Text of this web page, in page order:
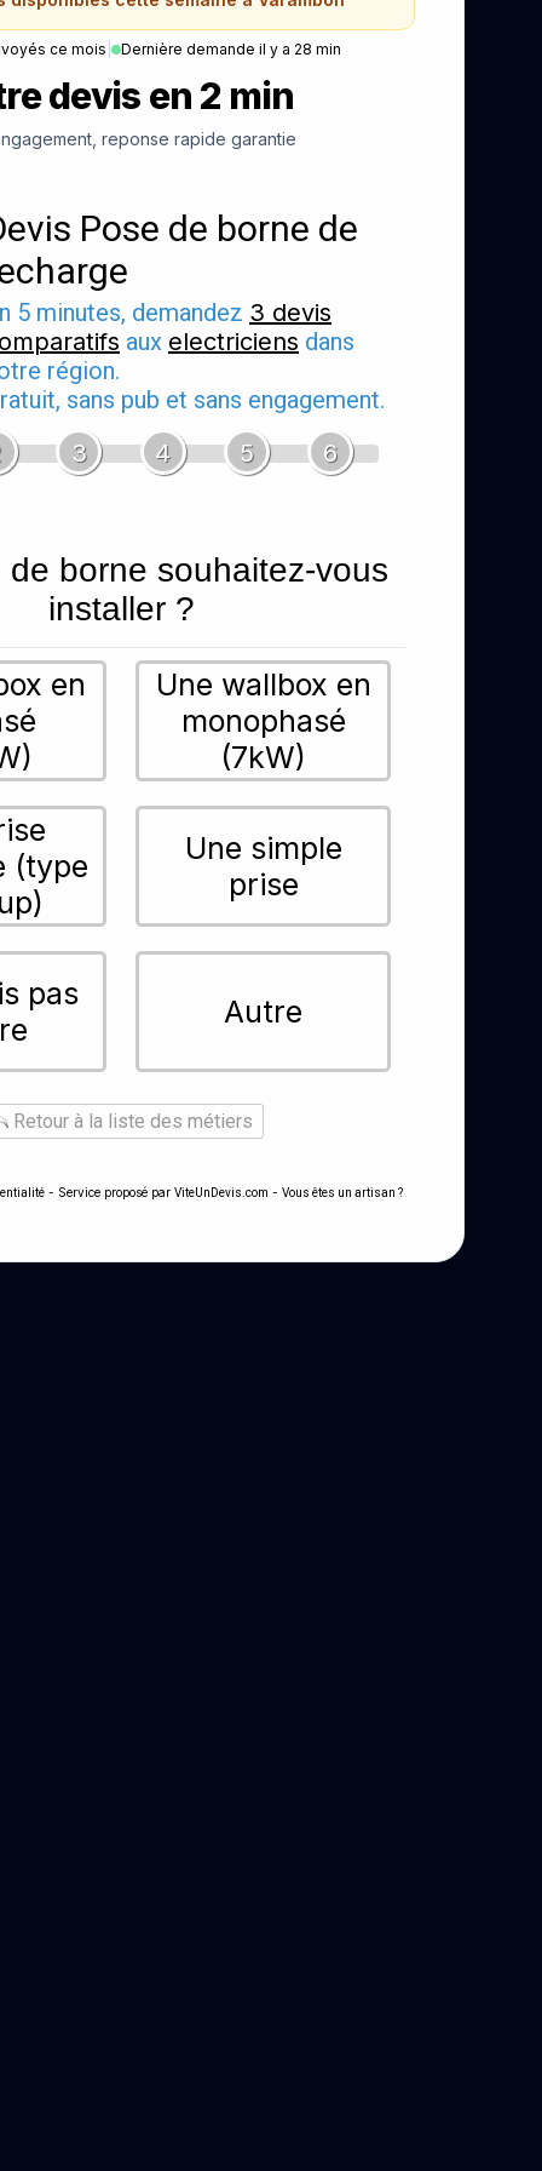
ce mois Dernière demande il y a 28 min
devis en 2 min
reponse rapide garantie
Pose de borne de
5 minutes, demandez 3 devis
aux electriciens dans
région.
sans pub et sans engagement.
3 4 5 6
de borne souhaitez-vous
installer ?
en
Une wallbox en
monophasé
(7kW)
(type
Une simple
prise
pas
Autre
Retour à la liste des métiers
- Service proposé par ViteUnDevis.com - Vous êtes un artisan ?